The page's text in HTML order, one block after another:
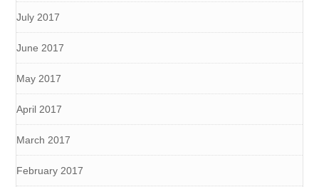
July 2017
June 2017
May 2017
April 2017
March 2017
February 2017